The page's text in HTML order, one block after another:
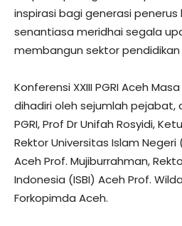
inspirasi bagi generasi penerus
senantiasa meridhai segala
membangun sektor pendidikan
Konferensi XXIII PGRI Aceh
dihadiri oleh sejumlah pejabat,
PGRI, Prof Dr Unifah Rosyidi,
Rektor Universitas Islam Negeri
Aceh Prof. Mujiburrahman,
Indonesia (ISBI) Aceh Prof.
Forkopimda Aceh.